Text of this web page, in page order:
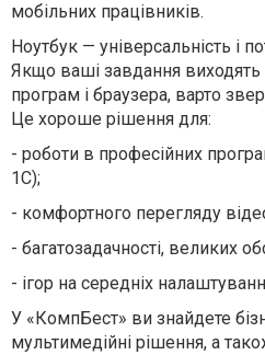
мобільних працівників.
Ноутбук — універсальність і
Якщо ваші завдання
програм і браузера, варто
Це хороше рішення для:
- роботи в професійних
1С);
- комфортного перегляду
- багатозадачності, великих
- ігор на середніх
У «КомпБест» ви знайдете
мультимедійні рішення, а